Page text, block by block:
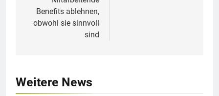
Benefits ablehnen,
obwohl sie sinnvoll
sind
Weitere News